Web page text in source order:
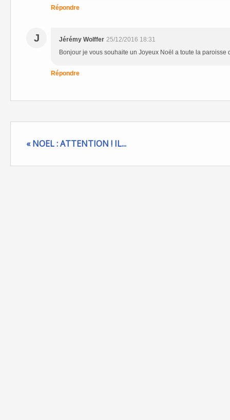
Répondre
J Jérémy Wolffer 25/12/2016 18:31
Bonjour je vous souhaite un Joyeux Noël a toute la paroisse
Répondre
« NOEL : ATTENTION ! IL...